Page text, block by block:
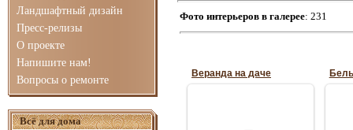
Ландшафтный дизайн
Пресс-релизы
О проекте
Напишите нам!
Вопросы о ремонте
Всё для дома
Фото интерьеров в галерее: 231
Веранда на даче